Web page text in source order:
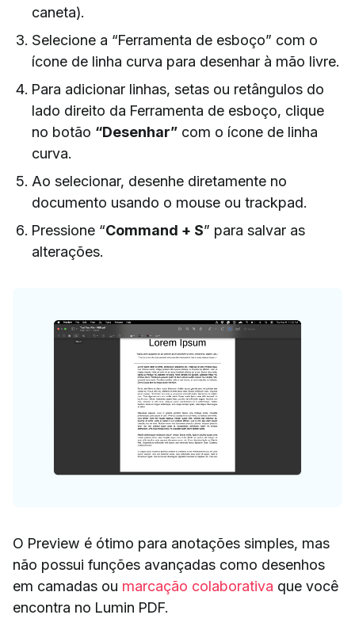
caneta).
Selecione a “Ferramenta de esboço” com o
ícone de linha curva para desenhar à mão livre.
Para adicionar linhas, setas ou retângulos do
lado direito da Ferramenta de esboço, clique
no botão “Desenhar” com o ícone de linha
curva.
Ao selecionar, desenhe diretamente no
documento usando o mouse ou trackpad.
Pressione “Command + S” para salvar as
alterações.
O Preview é ótimo para anotações simples, mas
não possui funções avançadas como desenhos
em camadas ou marcação colaborativa que você
encontra no Lumin PDF.